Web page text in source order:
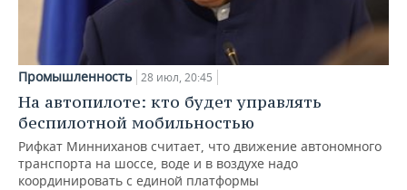
Промышленность 28 июл, 20:45
На автопилоте: кто будет управлять
беспилотной мобильностью
Рифкат Минниханов считает, что движение автономного
транспорта на шоссе, воде и в воздухе надо
координировать с единой платформы